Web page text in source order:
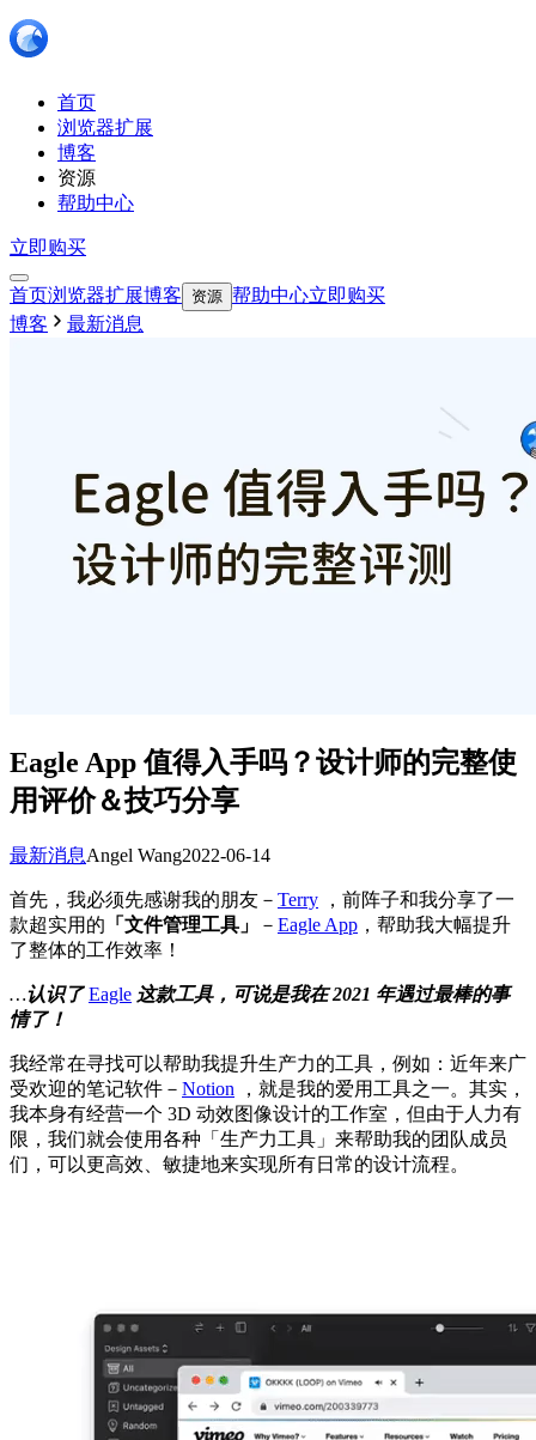
首页
浏览器扩展
博客
资源
帮助中心
立即购买
首页浏览器扩展博客 资源 帮助中心立即购买
博客
最新消息
Eagle App 值得入手吗？设计师的完整使
用评价＆技巧分享
最新消息Angel Wang2022-06-14
首先，我必须先感谢我的朋友－ Terry ，前阵子和我分享了一
款超实用的 「文件管理工具」 － Eagle App ，帮助我大幅提升
了整体的工作效率！
…认识了Eagle 这款工具，可说是我在 2021 年遇过最棒的事
情了！
我经常在寻找可以帮助我提升生产力的工具，例如：近年来广
受欢迎的笔记软件－ Notion ，就是我的爱用工具之一。其实，
我本身有经营一个 3D 动效图像设计的工作室，但由于人力有
限，我们就会使用各种「生产力工具」来帮助我的团队成员
们，可以更高效、敏捷地来实现所有日常的设计流程。